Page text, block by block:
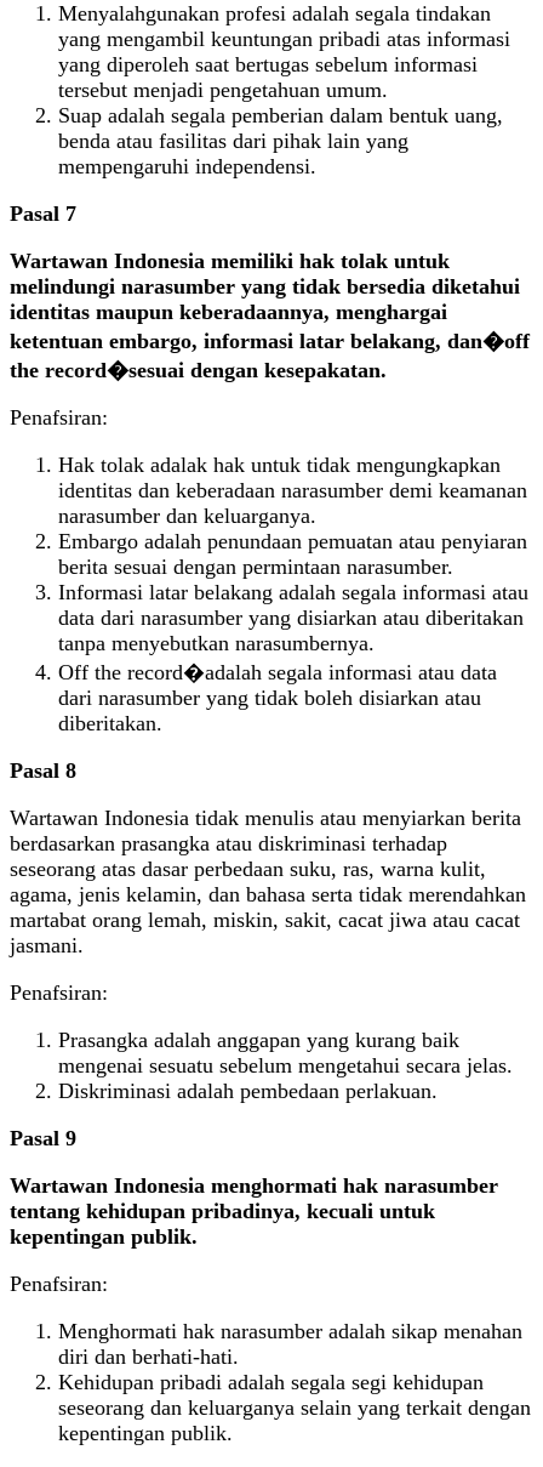
Menyalahgunakan profesi adalah segala tindakan
yang mengambil keuntungan pribadi atas informasi
yang diperoleh saat bertugas sebelum informasi
tersebut menjadi pengetahuan umum.
Suap adalah segala pemberian dalam bentuk uang,
benda atau fasilitas dari pihak lain yang
mempengaruhi independensi.
Pasal 7
Wartawan Indonesia memiliki hak tolak untuk
melindungi narasumber yang tidak bersedia diketahui
identitas maupun keberadaannya, menghargai
ketentuan embargo, informasi latar belakang, dan�off
the record�sesuai dengan kesepakatan.
Penafsiran:
Hak tolak adalak hak untuk tidak mengungkapkan
identitas dan keberadaan narasumber demi keamanan
narasumber dan keluarganya.
Embargo adalah penundaan pemuatan atau penyiaran
berita sesuai dengan permintaan narasumber.
Informasi latar belakang adalah segala informasi atau
data dari narasumber yang disiarkan atau diberitakan
tanpa menyebutkan narasumbernya.
Off the record�adalah segala informasi atau data
dari narasumber yang tidak boleh disiarkan atau
diberitakan.
Pasal 8
Wartawan Indonesia tidak menulis atau menyiarkan berita
berdasarkan prasangka atau diskriminasi terhadap
seseorang atas dasar perbedaan suku, ras, warna kulit,
agama, jenis kelamin, dan bahasa serta tidak merendahkan
martabat orang lemah, miskin, sakit, cacat jiwa atau cacat
jasmani.
Penafsiran:
Prasangka adalah anggapan yang kurang baik
mengenai sesuatu sebelum mengetahui secara jelas.
Diskriminasi adalah pembedaan perlakuan.
Pasal 9
Wartawan Indonesia menghormati hak narasumber
tentang kehidupan pribadinya, kecuali untuk
kepentingan publik.
Penafsiran:
Menghormati hak narasumber adalah sikap menahan
diri dan berhati-hati.
Kehidupan pribadi adalah segala segi kehidupan
seseorang dan keluarganya selain yang terkait dengan
kepentingan publik.